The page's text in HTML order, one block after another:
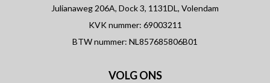
Julianaweg 206A, Dock 3, 1131DL, Volendam
KVK nummer: 69003211
BTW nummer: NL857685806B01
VOLG ONS